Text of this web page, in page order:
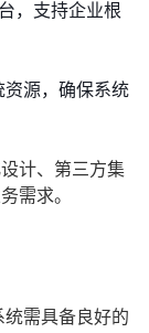
，支持企业根
资源，确保系统
计、第三方集
需求。
需具备良好的